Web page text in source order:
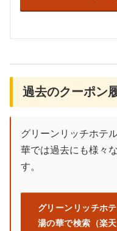
過去のクーポン
グリーンリッチホテ
華では過去にも様々
す。
グリーンリッチホ
湯の華で検索（楽天